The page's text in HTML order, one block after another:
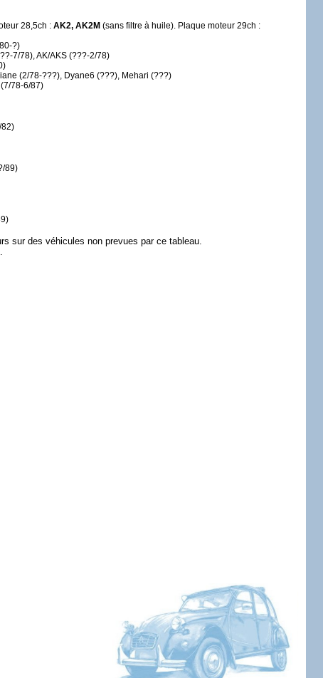
28,5ch : AK2, AK2M (sans filtre à huile). Plaque moteur 29ch :
?)
7/78), AK/AKS (???-2/78)
(2/78-???), Dyane6 (???), Mehari (???)
78-6/87)
89)
sur des véhicules non prevues par ce tableau.